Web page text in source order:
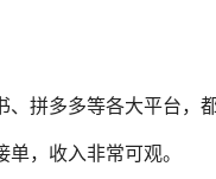
拼多多等各大平台
，收入非常可观。